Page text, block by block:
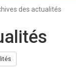
des actualités